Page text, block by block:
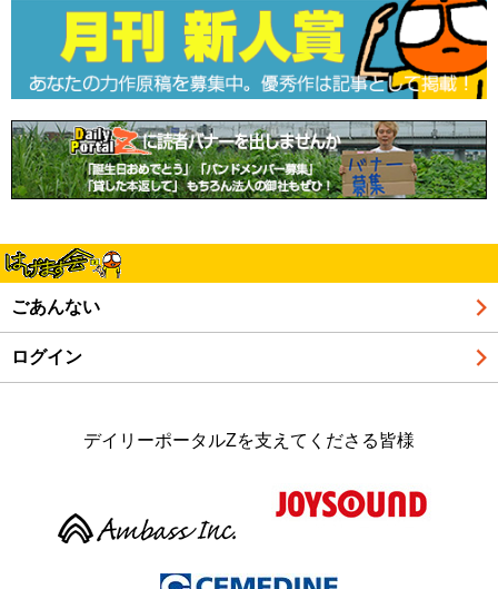
ごあんない
ログイン
デイリーポータルZを支えてくださる皆様